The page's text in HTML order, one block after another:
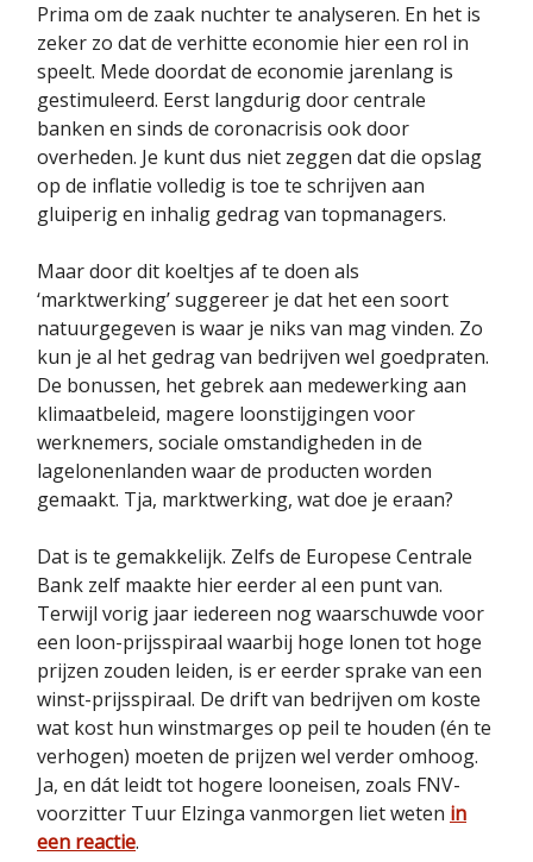
Prima om de zaak nuchter te analyseren. En het is
zeker zo dat de verhitte economie hier een rol in
speelt. Mede doordat de economie jarenlang is
gestimuleerd. Eerst langdurig door centrale
banken en sinds de coronacrisis ook door
overheden. Je kunt dus niet zeggen dat die opslag
op de inflatie volledig is toe te schrijven aan
gluiperig en inhalig gedrag van topmanagers.
Maar door dit koeltjes af te doen als
‘marktwerking’ suggereer je dat het een soort
natuurgegeven is waar je niks van mag vinden. Zo
kun je al het gedrag van bedrijven wel goedpraten.
De bonussen, het gebrek aan medewerking aan
klimaatbeleid, magere loonstijgingen voor
werknemers, sociale omstandigheden in de
lagelonenlanden waar de producten worden
gemaakt. Tja, marktwerking, wat doe je eraan?
Dat is te gemakkelijk. Zelfs de Europese Centrale
Bank zelf maakte hier eerder al een punt van.
Terwijl vorig jaar iedereen nog waarschuwde voor
een loon-prijsspiraal waarbij hoge lonen tot hoge
prijzen zouden leiden, is er eerder sprake van een
winst-prijsspiraal. De drift van bedrijven om koste
wat kost hun winstmarges op peil te houden (én te
verhogen) moeten de prijzen wel verder omhoog.
Ja, en dát leidt tot hogere looneisen, zoals FNV-
voorzitter Tuur Elzinga vanmorgen liet weten in
een reactie.